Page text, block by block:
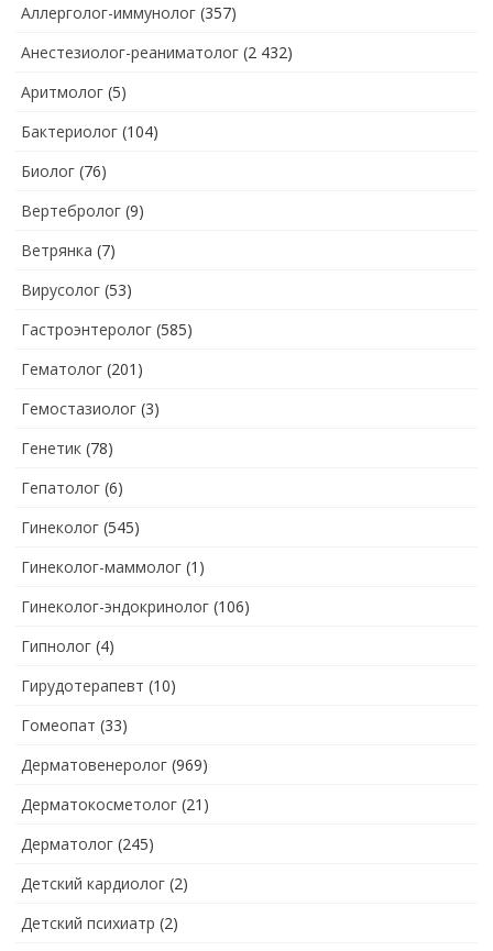
Аллерголог-иммунолог (357)
Анестезиолог-реаниматолог (2 432)
Аритмолог (5)
Бактериолог (104)
Биолог (76)
Вертебролог (9)
Ветрянка (7)
Вирусолог (53)
Гастроэнтеролог (585)
Гематолог (201)
Гемостазиолог (3)
Генетик (78)
Гепатолог (6)
Гинеколог (545)
Гинеколог-маммолог (1)
Гинеколог-эндокринолог (106)
Гипнолог (4)
Гирудотерапевт (10)
Гомеопат (33)
Дерматовенеролог (969)
Дерматокосметолог (21)
Дерматолог (245)
Детский кардиолог (2)
Детский психиатр (2)